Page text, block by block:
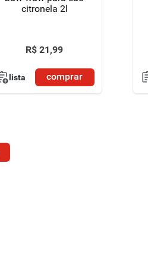
citronela 2l
R$ 21,99
lista comprar